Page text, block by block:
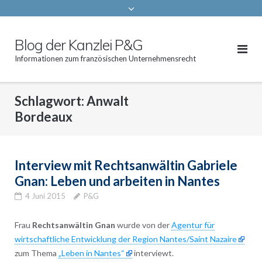
Blog der Kanzlei P&G
Informationen zum französischen Unternehmensrecht
Schlagwort:Anwalt
Bordeaux
Interview mit Rechtsanwältin Gabriele
Gnan: Leben und arbeiten in Nantes
4 Juni 2015 P&G
Frau Rechtsanwältin Gnan wurde von derAgentur für
wirtschaftliche Entwicklung der Region Nantes/Saint Nazaire
zum Thema „Leben in Nantes“ interviewt.